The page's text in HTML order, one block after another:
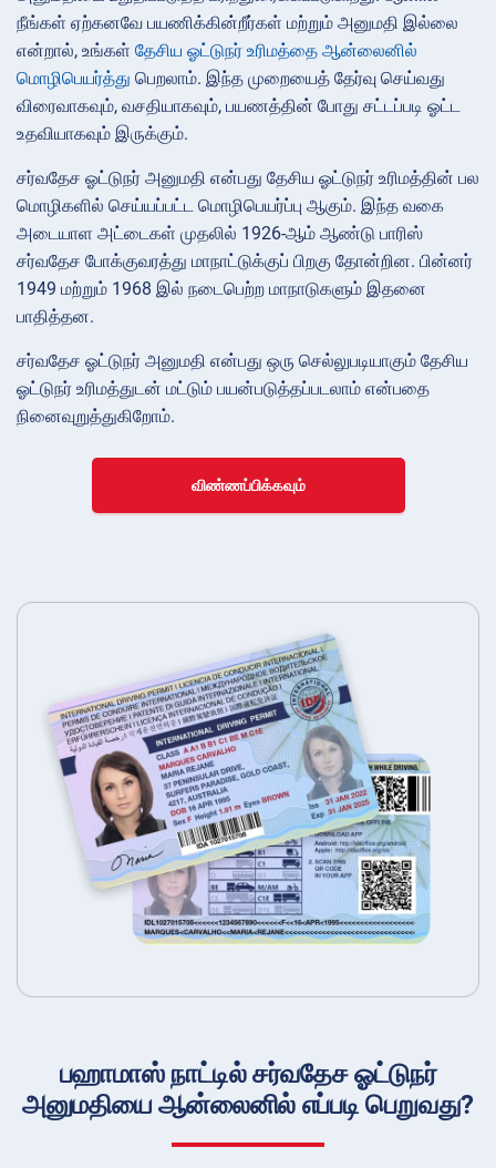
நீங்கள் ஏற்கனவே பயணிக்கின்றீர்கள் மற்றும் அனுமதி இல்லை
என்றால், உங்கள் தேசிய ஓட்டுநர் உரிமத்தை ஆன்லைனில்
மொழிபெயர்த்து பெறலாம். இந்த முறையைத் தேர்வு செய்வது
விரைவாகவும், வசதியாகவும், பயணத்தின் போது சட்டப்படி ஓட்ட
உதவியாகவும் இருக்கும்.
சர்வதேச ஓட்டுநர் அனுமதி என்பது தேசிய ஓட்டுநர் உரிமத்தின் பல
மொழிகளில் செய்யப்பட்ட மொழிபெயர்ப்பு ஆகும். இந்த வகை
அடையாள அட்டைகள் முதலில் 1926-ஆம் ஆண்டு பாரிஸ்
சர்வதேச போக்குவரத்து மாநாட்டுக்குப் பிறகு தோன்றின. பின்னர்
1949 மற்றும் 1968 இல் நடைபெற்ற மாநாடுகளும் இதனை
பாதித்தன.
சர்வதேச ஓட்டுநர் அனுமதி என்பது ஒரு செல்லுபடியாகும் தேசிய
ஓட்டுநர் உரிமத்துடன் மட்டும் பயன்படுத்தப்படலாம் என்பதை
நினைவுறுத்துகிறோம்.
விண்ணப்பிக்கவும்
பஹாமாஸ் நாட்டில் சர்வதேச ஓட்டுநர்
அனுமதியை ஆன்லைனில் எப்படி பெறுவது?